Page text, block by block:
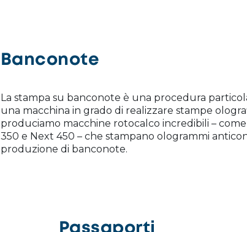
Banconote
La stampa su banconote è una procedura
una macchina in grado di realizzare stampe
produciamo macchine rotocalco incredibili –
350 e Next 450 – che stampano ologrammi
produzione di banconote.
Passaporti